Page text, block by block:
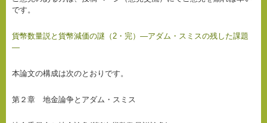
です。
貨幣数量説と貨幣減価の謎（2・完）―アダム・スミスの残した課題
―
本論文の構成は次のとおりです。
第２章 地金論争とアダム・スミス